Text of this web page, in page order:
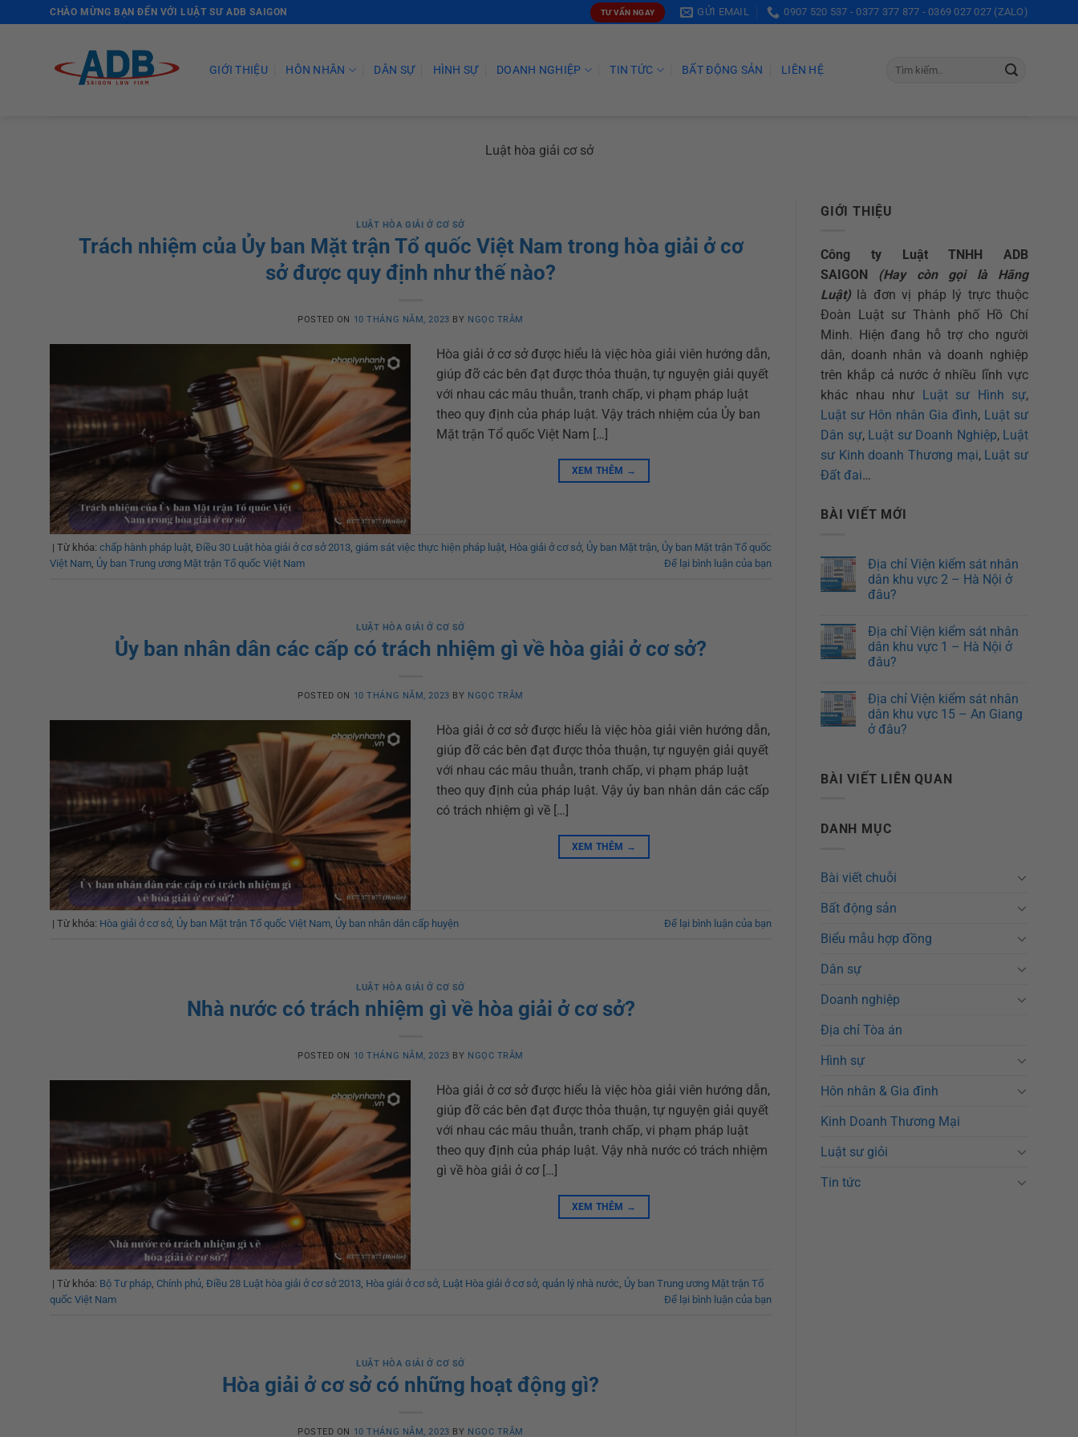
CHÀO MỪNG BẠN ĐẾN VỚI LUẬT SƯ ADB SAIGON TƯ VẤN NGAY GỬI EMAIL 0907 520 537 - 0377 377 877 - 0369 027 027 (ZALO)
GIỚI THIỆU HÔN NHÂN DÂN SỰ HÌNH SỰ DOANH NGHIỆP TIN TỨC BẤT ĐỘNG SẢN LIÊN HỆ
Luật hòa giải cơ sở
LUẬT HÒA GIẢI Ở CƠ SỞ
Trách nhiệm của Ủy ban Mặt trận Tổ quốc Việt Nam trong hòa giải ở cơ
sở được quy định như thế nào?
POSTED ON 10 THÁNG NĂM, 2023 BY NGỌC TRÂM
Hòa giải ở cơ sở được hiểu là việc hòa giải viên hướng dẫn,
giúp đỡ các bên đạt được thỏa thuận, tự nguyện giải quyết
với nhau các mâu thuẫn, tranh chấp, vi phạm pháp luật
theo quy định của pháp luật. Vậy trách nhiệm của Ủy ban
Mặt trận Tổ quốc Việt Nam […]
XEM THÊM →
| Từ khóa: chấp hành pháp luật, Điều 30 Luật hòa giải ở cơ sở 2013, giám sát việc thực hiện pháp luật, Hòa giải ở cơ sở, Ủy ban Mặt trận, Ủy ban Mặt trận Tổ quốc
Việt Nam, Ủy ban Trung ương Mặt trận Tổ quốc Việt Nam Để lại bình luận của bạn
LUẬT HÒA GIẢI Ở CƠ SỞ
Ủy ban nhân dân các cấp có trách nhiệm gì về hòa giải ở cơ sở?
POSTED ON 10 THÁNG NĂM, 2023 BY NGỌC TRÂM
Hòa giải ở cơ sở được hiểu là việc hòa giải viên hướng dẫn,
giúp đỡ các bên đạt được thỏa thuận, tự nguyện giải quyết
với nhau các mâu thuẫn, tranh chấp, vi phạm pháp luật
theo quy định của pháp luật. Vậy ủy ban nhân dân các cấp
có trách nhiệm gì về […]
XEM THÊM →
| Từ khóa: Hòa giải ở cơ sở, Ủy ban Mặt trận Tổ quốc Việt Nam Ủy ban nhân dân cấp huyện Để lại bình luận của bạn
LUẬT HÒA GIẢI Ở CƠ SỞ
Nhà nước có trách nhiệm gì về hòa giải ở cơ sở?
POSTED ON 10 THÁNG NĂM, 2023 BY NGỌC TRÂM
Hòa giải ở cơ sở được hiểu là việc hòa giải viên hướng dẫn,
giúp đỡ các bên đạt được thỏa thuận, tự nguyện giải quyết
với nhau các mâu thuẫn, tranh chấp, vi phạm pháp luật
theo quy định của pháp luật. Vậy nhà nước có trách nhiệm
gì về hòa giải ở cơ […]
XEM THÊM →
| Từ khóa: Bộ Tư pháp Chính phủ Điều 28 Luật hòa giải ở cơ sở 2013 Hòa giải ở cơ sở, Luật Hòa giải ở cơ sở, quản lý nhà nước Ủy ban Trung ương Mặt trận Tổ
quốc Việt Nam
Để lại bình luận của bạn
LUẬT HÒA GIẢI Ở CƠ SỞ
Hòa giải ở cơ sở có những hoạt động gì?
POSTED ON 10 THÁNG NĂM, 2023 BY NGỌC TRÂM
GIỚI THIỆU
Công ty Luật TNHH ADB
SAIGON
(Hay còn gọi là Hãng
Luật) là đơn vị pháp lý trực thuộc
Đoàn Luật sư Thành phố Hồ Chí
Minh. Hiện đang hỗ trợ cho người
dân, doanh nhân và doanh nghiệp
trên khắp cả nước ở nhiều lĩnh vực
khác nhau như
Luật sư Hình sự,
Luật sư Hôn nhân Gia đình, Luật sư
Dân sự, Luật sư Doanh Nghiệp, Luật
sư Kinh doanh Thương mại, Luật sư
Đất đai…
BÀI VIẾT MỚI
Địa chỉ Viện kiểm sát nhân
dân khu vực 2 – Hà Nội ở
đâu?
Địa chỉ Viện kiểm sát nhân
dân khu vực 1 – Hà Nội ở
đâu?
Địa chỉ Viện kiểm sát nhân
dân khu vực 15 – An Giang
ở đâu?
BÀI VIẾT LIÊN QUAN
DANH MỤC
Bài viết chuỗi
Bất động sản
Biểu mẫu hợp đồng
Dân sự
Doanh nghiệp
Địa chỉ Tòa án
Hình sự
Hôn nhân & Gia đình
Kinh Doanh Thương Mại
Luật sư giỏi
Tin tức